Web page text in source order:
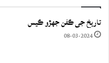
تاريخ جي ڪفن جھڙو ڪيس
08-03-2024